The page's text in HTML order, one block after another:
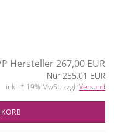
Hersteller 267,00 EUR
Nur 255,01 EUR
inkl. * 19% MwSt. zzgl. Versand